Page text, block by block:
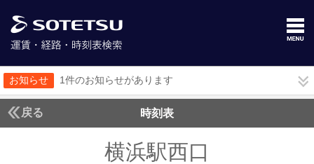
お知らせ 1件のお知らせがあります
戻る 時刻表
横浜駅西口